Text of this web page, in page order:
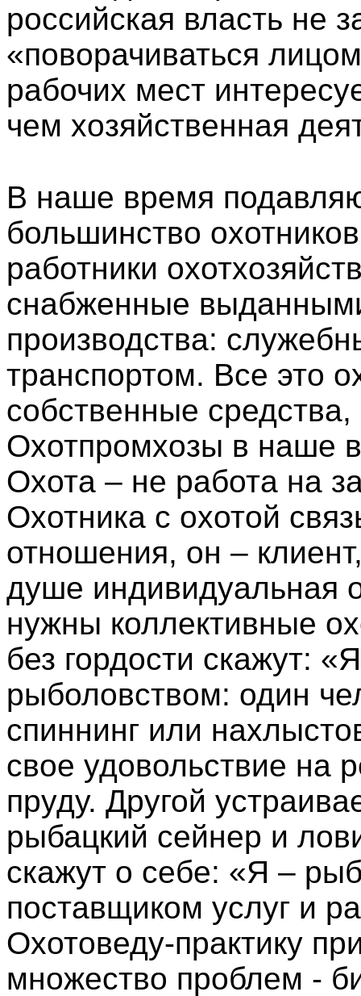
российская власть не
«поворачиваться
рабочих мест
чем хозяйственная
В наше время
большинство
работники
снабженные
производства:
транспортом. Все это
собственные
Охотпромхозы в наше
Охота – не работа на
Охотника с охотой
отношения, он –
душе индивидуальная
нужны коллективные
без гордости скажут:
рыболовством: один
спиннинг или
свое удовольствие на
пруду. Другой
рыбацкий сейнер и
скажут о себе: «Я –
поставщиком услуг и
Охотоведу-практику
множество проблем -